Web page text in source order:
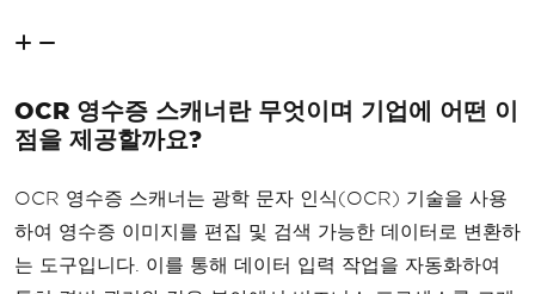
OCR 영수증 스캐너란 무엇이며 기업에 어떤 이
점을 제공할까요?
OCR 영수증 스캐너는 광학 문자 인식(OCR) 기술을 사용
하여 영수증 이미지를 편집 및 검색 가능한 데이터로 변환하
는 도구입니다. 이를 통해 데이터 입력 작업을 자동화하여